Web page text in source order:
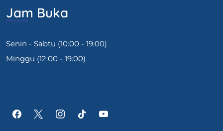
Jam Buka
Senin - Sabtu (10:00 - 19:00)
Minggu (12:00 - 19:00)